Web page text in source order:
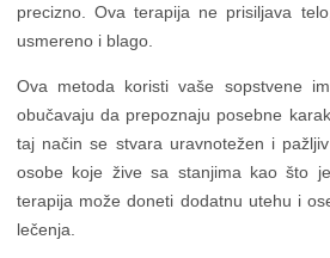
precizno. Ova terapija ne prisiljava
usmereno i blago.
Ova metoda koristi vaše sopstvene
obučavaju da prepoznaju posebne
taj način se stvara uravnotežen i
osobe koje žive sa stanjima kao što
terapija može doneti dodatnu utehu i
lečenja.